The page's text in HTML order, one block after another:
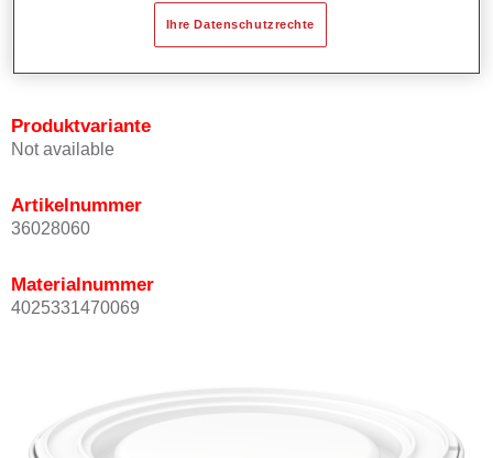
Verfügt über ein hohes Deckvermögen.
Besitzt eine hohe Farbtongenauigkeit.
Produktvariante
Not available
Artikelnummer
36028060
Materialnummer
4025331470069
Ihre Datenschutzrechte